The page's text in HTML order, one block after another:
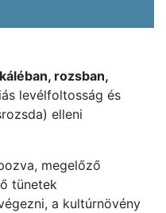
rozsban,
levélfoltosság és
elleni
megelőző
tünetek
a kultúrnövény